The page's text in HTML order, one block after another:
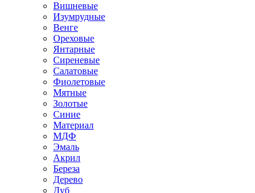
Вишневые
Изумрудные
Венге
Ореховые
Янтарные
Сиреневые
Салатовые
Фиолетовые
Мятные
Золотые
Синие
Материал
МДФ
Эмаль
Акрил
Береза
Дерево
Дуб